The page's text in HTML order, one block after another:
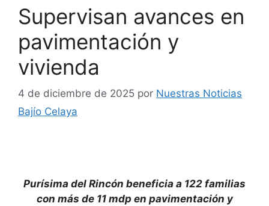
Supervisan avances en
pavimentación y
vivienda
4 de diciembre de 2025 por Nuestras Noticias
Bajío Celaya
Purísima del Rincón beneficia a 122 familias
con más de 11 mdp en pavimentación y